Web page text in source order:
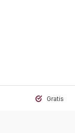
Gratis